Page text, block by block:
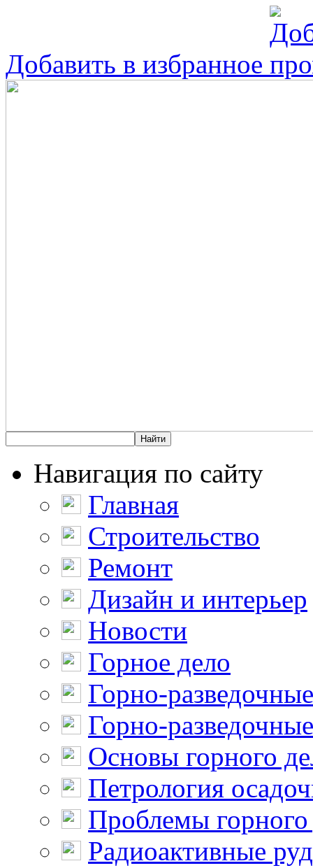
Добавить в избранное
Навигация по сайту
Главная
Строительство
Ремонт
Дизайн и интерьер
Новости
Горное дело
Горно-
Горно-
Основы горного
Петрология
Проблемы горного
Радиоактивные